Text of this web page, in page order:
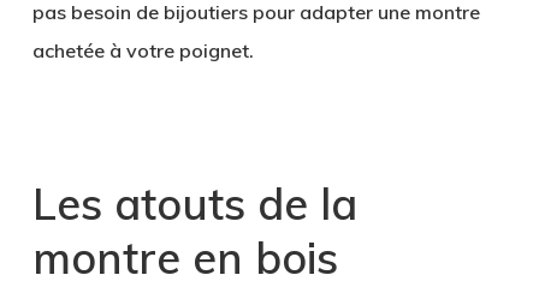
pas besoin de bijoutiers pour adapter une montre
achetée à votre poignet.
Les atouts de la
montre en bois